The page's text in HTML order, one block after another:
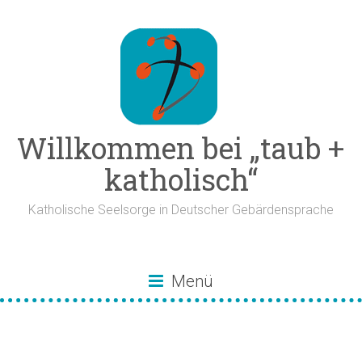
Willkommen bei „taub +
katholisch“
Katholische Seelsorge in Deutscher Gebärdensprache
Menü